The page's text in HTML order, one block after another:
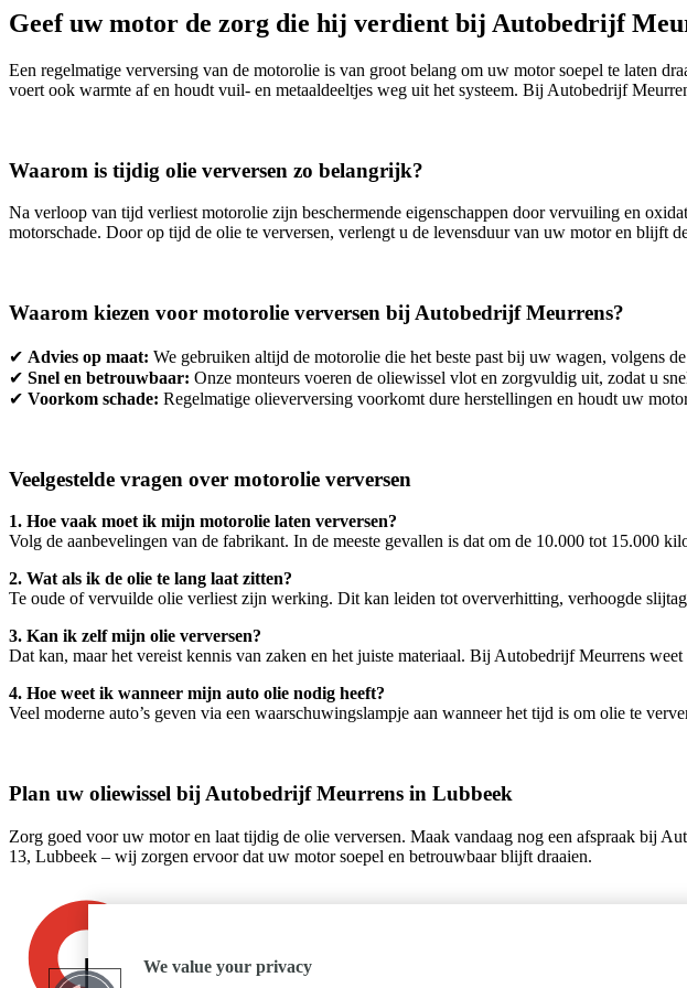
Geef uw motor de zorg die hij verdient bij Autobedrijf
Een regelmatige verversing van de motorolie is van groot belang om uw motor soepel te laten
voert ook warmte af en houdt vuil- en metaaldeeltjes weg uit het systeem. Bij Autobedrijf
Waarom is tijdig olie verversen zo belangrijk?
Na verloop van tijd verliest motorolie zijn beschermende eigenschappen door vervuiling en
motorschade. Door op tijd de olie te verversen, verlengt u de levensduur van uw motor en blijft
Waarom kiezen voor motorolie verversen bij Autobedrijf Meurrens?
✔ Advies op maat: We gebruiken altijd de motorolie die het beste past bij uw wagen, volgens
✔ Snel en betrouwbaar: Onze monteurs voeren de oliewissel vlot en zorgvuldig uit, zodat u
✔ Voorkom schade: Regelmatige olieverversing voorkomt dure herstellingen en houdt uw
Veelgestelde vragen over motorolie verversen
1. Hoe vaak moet ik mijn motorolie laten verversen?
Volg de aanbevelingen van de fabrikant. In de meeste gevallen is dat om de 10.000 tot 15.000
2. Wat als ik de olie te lang laat zitten?
Te oude of vervuilde olie verliest zijn werking. Dit kan leiden tot oververhitting, verhoogde
3. Kan ik zelf mijn olie verversen?
Dat kan, maar het vereist kennis van zaken en het juiste materiaal. Bij Autobedrijf Meurrens
4. Hoe weet ik wanneer mijn auto olie nodig heeft?
Veel moderne auto’s geven via een waarschuwingslampje aan wanneer het tijd is om olie te
Plan uw oliewissel bij Autobedrijf Meurrens in Lubbeek
Zorg goed voor uw motor en laat tijdig de olie verversen. Maak vandaag nog een afspraak bij
13, Lubbeek – wij zorgen ervoor dat uw motor soepel en betrouwbaar blijft draaien.
We value your privacy